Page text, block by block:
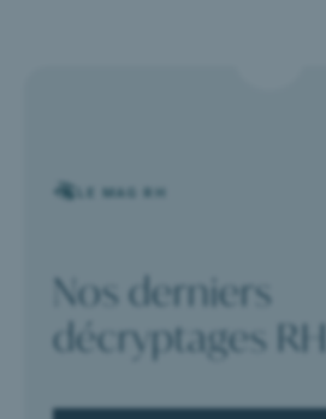
Nos derniers
décryptages RH.